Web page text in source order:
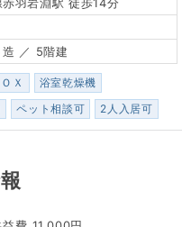
／ 5階建
Ｘ
浴室乾燥機
ペット相談可 2人入居可